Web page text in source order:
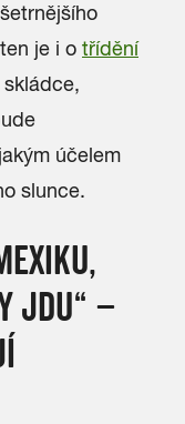
je i o třídění
účelem
slunce.
JDU“ –